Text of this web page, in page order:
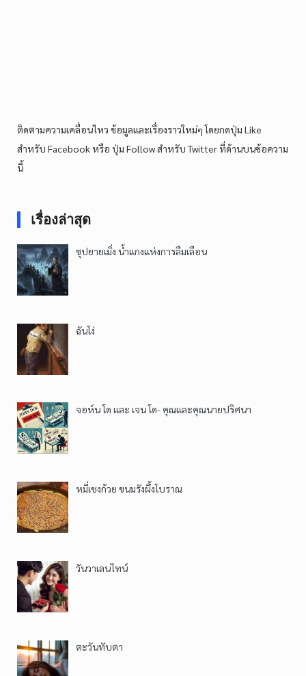
ติดตามความเคลื่อนไหว ข้อมูลและเรื่องราวใหม่ๆ โดยกดปุ่ม Like
สำหรับ Facebook หรือ ปุ่ม Follow สำหรับ Twitter ที่ด้านบนข้อความ
นี้
เรื่องล่าสุด
ซุปยายเมิ่ง น้ำแกงแห่งการลืมเลือน
ฉันโง่
จอห์น โด และ เจน โด- คุณและคุณนายปริศนา
หมี่เชงก้วย ขนมรังผึ้งโบราณ
วันวาเลนไทน์
ตะวันทับตา